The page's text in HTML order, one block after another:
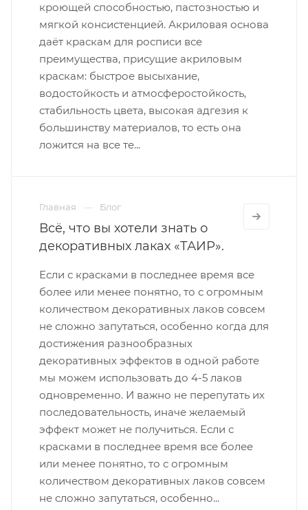
кроющей способностью, пастозностью и
мягкой консистенцией. Акриловая основа
даёт краскам для росписи все
преимущества, присущие акриловым
краскам: быстрое высыхание,
водостойкость и атмосферостойкость,
стабильность цвета, высокая адгезия к
большинству материалов, то есть она
ложится на все те...
Главная Блог
Всё, что вы хотели знать о
декоративных лаках «ТАИР».
Если с красками в последнее время все
более или менее понятно, то с огромным
количеством декоративных лаков совсем
не сложно запутаться, особенно когда для
достижения разнообразных
декоративных эффектов в одной работе
мы можем использовать до 4-5 лаков
одновременно. И важно не перепутать их
последовательность, иначе желаемый
эффект может не получиться. Если с
красками в последнее время все более
или менее понятно, то с огромным
количеством декоративных лаков совсем
не сложно запутаться, особенно...